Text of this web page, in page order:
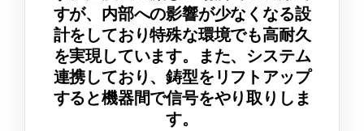
すが、内部への影響が少なくなる設
計をしており特殊な環境でも高耐久
を実現しています。また、システム
連携しており、鋳型をリフトアップ
すると機器間で信号をやり取りしま
す。